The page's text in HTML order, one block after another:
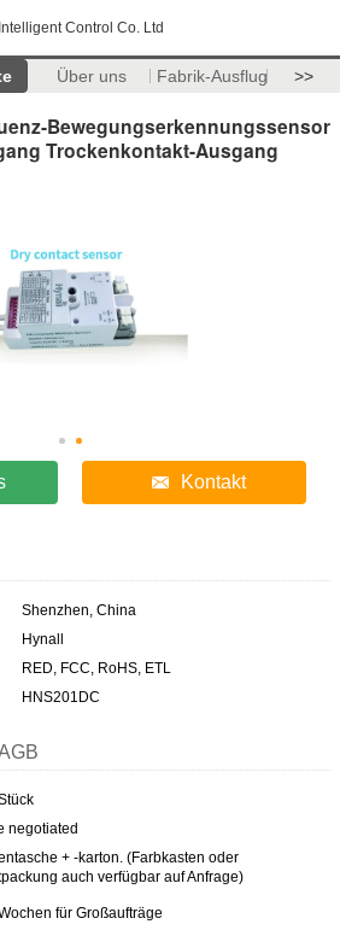
Control Co. Ltd
Über uns Fabrik-Ausflug >>
Bewegungserkennungssensor
Trockenkontakt-Ausgang
Kontakt
Shenzhen, China
Hynall
RED, FCC, RoHS, ETL
HNS201DC
negotiated
+ -karton. (Farbkasten oder
auch verfügbar auf Anfrage)
für Großaufträge